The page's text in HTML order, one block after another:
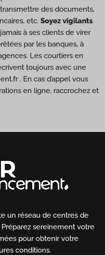
des documents,
etc. Soyez vigilants.
à ses clients de virer
par les banques, à
Les courtiers en
toujours avec une
. En cas d’appel vous
en ligne, raccrochez et
un réseau de centres de
Préparez sereinement votre
pour obtenir votre
conditions.